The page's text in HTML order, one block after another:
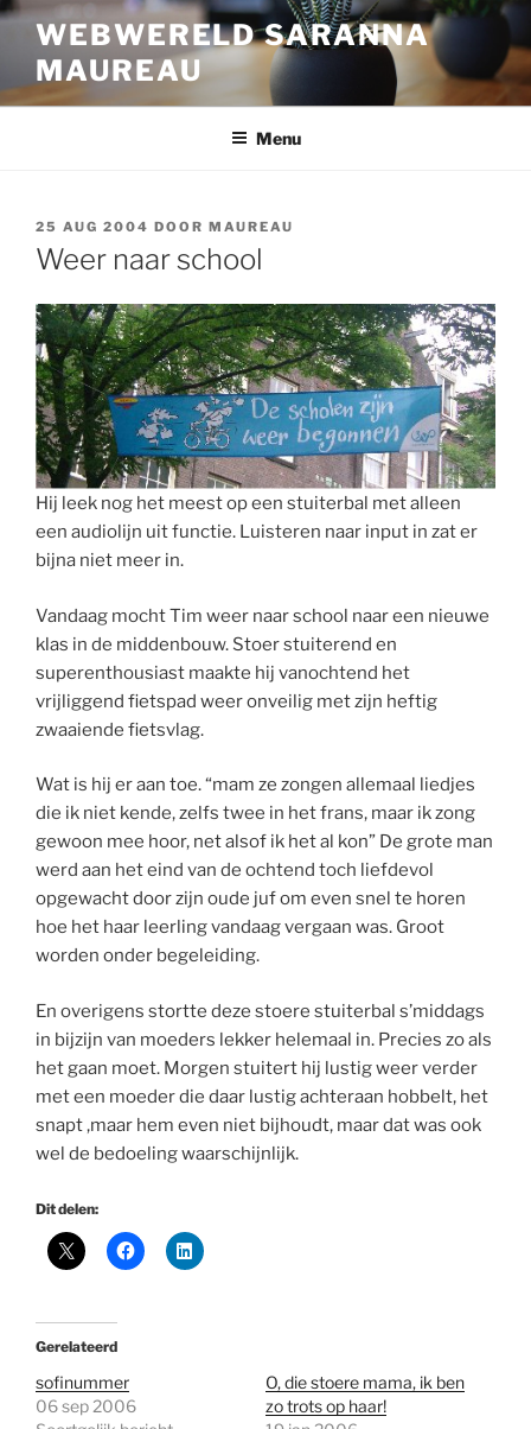
Ga
inhoud
WEBWERELD SARANNA
MAUREAU
Menu
GEPLAATST
OP
25 AUG 2004 DOOR MAUREAU
Weer naar school
Hij leek nog het meest op een stuiterbal met alleen
een audiolijn uit functie. Luisteren naar input in zat er
bijna niet meer in.
Vandaag mocht Tim weer naar school naar een nieuwe
klas in de middenbouw. Stoer stuiterend en
superenthousiast maakte hij vanochtend het
vrijliggend fietspad weer onveilig met zijn heftig
zwaaiende fietsvlag.
Wat is hij er aan toe. “mam ze zongen allemaal liedjes
die ik niet kende, zelfs twee in het frans, maar ik zong
gewoon mee hoor, net alsof ik het al kon” De grote man
werd aan het eind van de ochtend toch liefdevol
opgewacht door zijn oude juf om even snel te horen
hoe het haar leerling vandaag vergaan was. Groot
worden onder begeleiding.
En overigens stortte deze stoere stuiterbal s’middags
in bijzijn van moeders lekker helemaal in. Precies zo als
het gaan moet. Morgen stuitert hij lustig weer verder
met een moeder die daar lustig achteraan hobbelt, het
snapt ,maar hem even niet bijhoudt, maar dat was ook
wel de bedoeling waarschijnlijk.
Dit delen:
Gerelateerd
sofinummer
06 sep 2006
O, die stoere mama, ik ben
zo trots op haar!